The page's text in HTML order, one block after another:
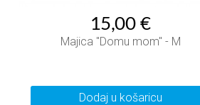
15,00 €
Majica "Domu mom" - M
Dodaj u košaricu